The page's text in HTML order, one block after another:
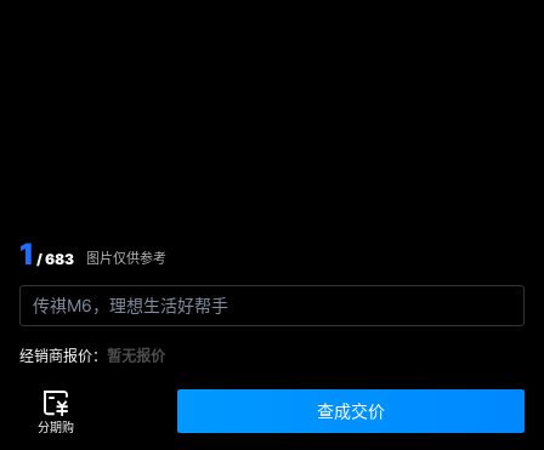
1 / 683 图片仅供参考
传祺M6，理想生活好帮手
经销商报价： 暂无报价
查成交价